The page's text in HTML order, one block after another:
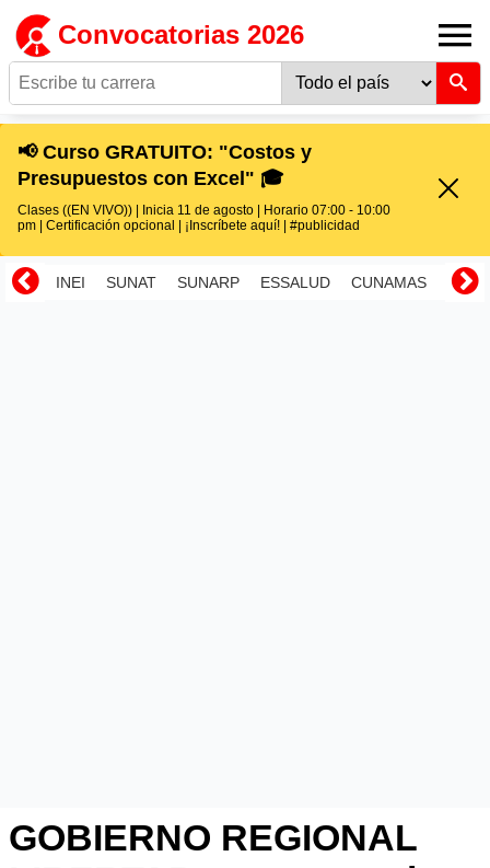
Convocatorias 2026
📢 Curso GRATUITO: "Costos y
Presupuestos con Excel" 🎓
Clases ((EN VIVO)) | Inicia 11 de agosto | Horario 07:00 - 10:00
pm | Certificación opcional | ¡Inscríbete aquí! | #publicidad
INEI SUNAT SUNARP ESSALUD CUNAMAS
GOBIERNO REGIONAL